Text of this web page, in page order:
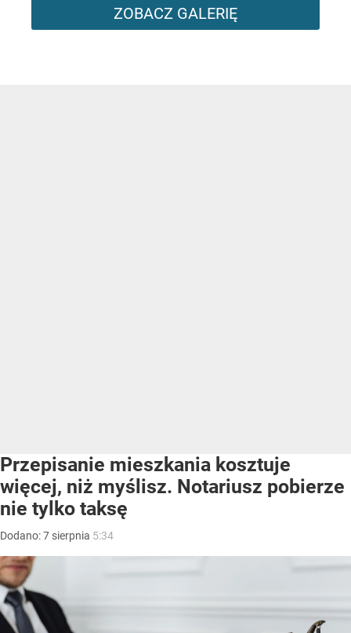
ZOBACZ GALERIĘ
Przepisanie mieszkania kosztuje
więcej, niż myślisz. Notariusz pobierze
nie tylko taksę
Dodano:7 sierpnia 5:34